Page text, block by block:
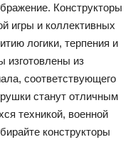
Конструкторы
игры и коллективных
логики, терпения и
изготовлены из
соответствующего
станут отличным
техникой, военной
конструкторы